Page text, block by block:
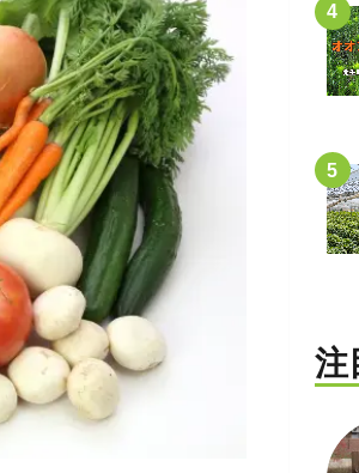
注